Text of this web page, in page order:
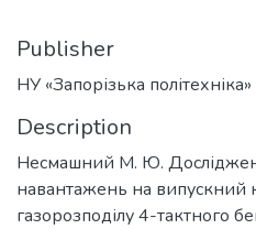
Publisher
НУ «Запорізька політехніка»
Description
Несмашний М. Ю.
навантажень на випускний
газорозподілу 4-тактного